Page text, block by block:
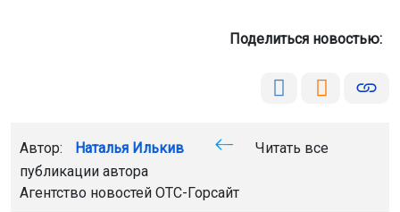
Поделиться новостью:
Автор: Наталья Илькив
Читать все
публикации автора
Агентство новостей ОТС-Горсайт